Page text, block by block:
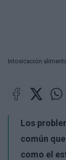
Intoxicación
Los
común
como el